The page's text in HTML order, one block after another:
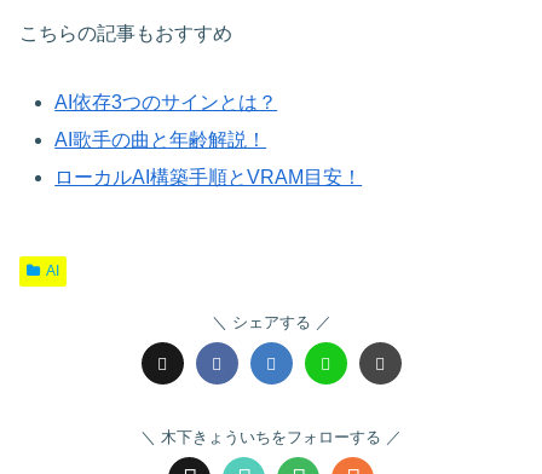
こちらの記事もおすすめ
AI依存3つのサインとは？
AI歌手の曲と年齢解説！
ローカルAI構築手順とVRAM目安！
AI
シェアする
木下きょういちをフォローする